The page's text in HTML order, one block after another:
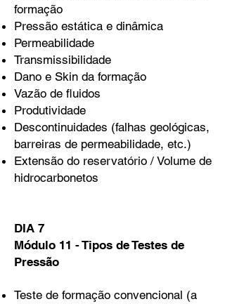
formação
Pressão estática e dinâmica
Permeabilidade
Transmissibilidade
Dano e Skin da formação
Vazão de fluidos
Produtividade
Descontinuidades (falhas geológicas,
barreiras de permeabilidade, etc.)
Extensão do reservatório / Volume de
hidrocarbonetos
DIA 7
Módulo 11 - Tipos de Testes de
Pressão
Teste de formação convencional (a